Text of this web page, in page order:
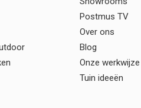
Postmus TV
Over ons
Blog
Onze werkwijze
Tuin ideeën